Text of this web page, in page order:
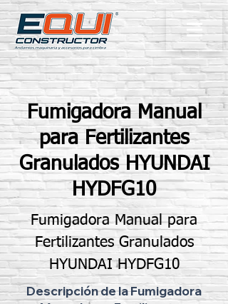
Fumigadora Manual
para Fertilizantes
Granulados HYUNDAI
HYDFG10
Fumigadora Manual para
Fertilizantes Granulados
HYUNDAI HYDFG10
Descripción de la Fumigadora